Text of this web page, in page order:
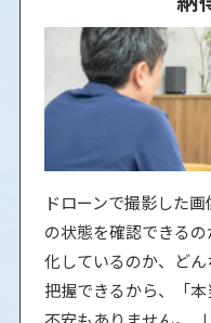
ドローンで撮影した
の状態を確認できる
化しているのか、ど
把握できるから、「